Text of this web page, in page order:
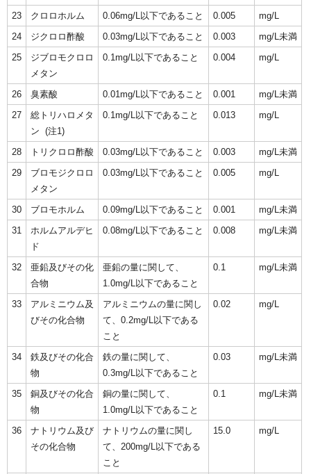
23 クロロホルム 0.06mg/L以下であること 0.005
mg/L
24
ジクロロ酢酸 0.03mg/L以下であること 0.003
mg/L未満
25
ジブロモクロロ
メタン
0.1mg/L以下であること 0.004 mg/L
26 臭素酸 0.01mg/L以下であること 0.001
mg/L未満
27
総トリハロメタ
ン (注1)
0.1mg/L以下であること 0.013 mg/L
28 トリクロロ酢酸 0.03mg/L以下であること 0.003
mg/L未満
29
ブロモジクロロ
メタン
0.03mg/L以下であること 0.005 mg/L
30 ブロモホルム 0.09mg/L以下であること 0.001
mg/L未満
31
ホルムアルデヒ
ド
0.08mg/L以下であること 0.008 mg/L未満
32
亜鉛及びその化
合物
亜鉛の量に関して、
1.0mg/L以下であること
0.1 mg/L未満
33
アルミニウム及
びその化合物
アルミニウムの量に関し
て、0.2mg/L以下である
こと
0.02 mg/L
34
鉄及びその化合
物
鉄の量に関して、
0.3mg/L以下であること
0.03 mg/L未満
35
銅及びその化合
物
銅の量に関して、
1.0mg/L以下であること
0.1 mg/L未満
36
ナトリウム及び
その化合物
ナトリウムの量に関し
て、200mg/L以下である
こと
15.0 mg/L